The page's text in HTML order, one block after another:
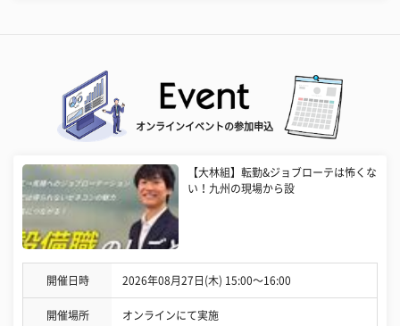
オンラインイベントの参加申込
【大林組】転勤&ジョブローテは怖くな
い！九州の現場から設
開催日時 2026年08月27日(木) 15:00〜16:00
開催場所 オンラインにて実施